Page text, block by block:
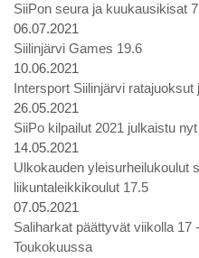
SiiPon seura ja kuukausikisat
06.07.2021
Siilinjärvi Games 19.6
10.06.2021
Intersport Siilinjärvi
26.05.2021
SiiPo kilpailut 2021 julkaistu
14.05.2021
Ulkokauden yleisurheilukoulut
liikuntaleikkikoulut 17.5
07.05.2021
Saliharkat päättyvät viikolla
Toukokuussa